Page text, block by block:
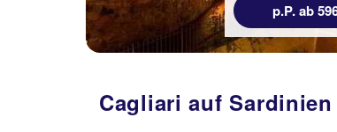
p.P. ab
Cagliari auf